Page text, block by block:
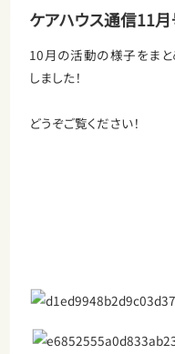
ケアハウス通信11
10月の活動の様子をまと
しました！
どうぞご覧ください！